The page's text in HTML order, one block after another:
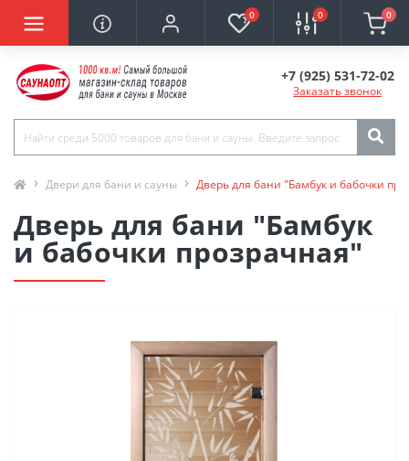
0 0 0
+7 (925) 531-72-02
Заказать звонок
Двери для бани и сауны Дверь для бани "Бамбук и бабочки
Дверь для бани "Бамбук
и бабочки прозрачная"